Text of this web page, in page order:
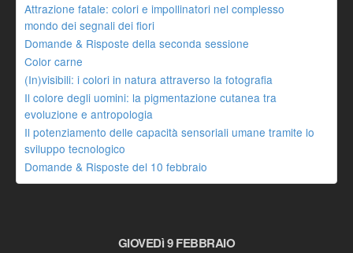
Attrazione fatale: colori e impollinatori nel complesso
mondo dei segnali dei fiori
Domande & Risposte della seconda sessione
Color carne
(In)visibili: i colori in natura attraverso la fotografia
Il colore degli uomini: la pigmentazione cutanea tra
evoluzione e antropologia
Il potenziamento delle capacità sensoriali umane tramite lo
sviluppo tecnologico
Domande & Risposte del 10 febbraio
GIOVEDì 9 FEBBRAIO